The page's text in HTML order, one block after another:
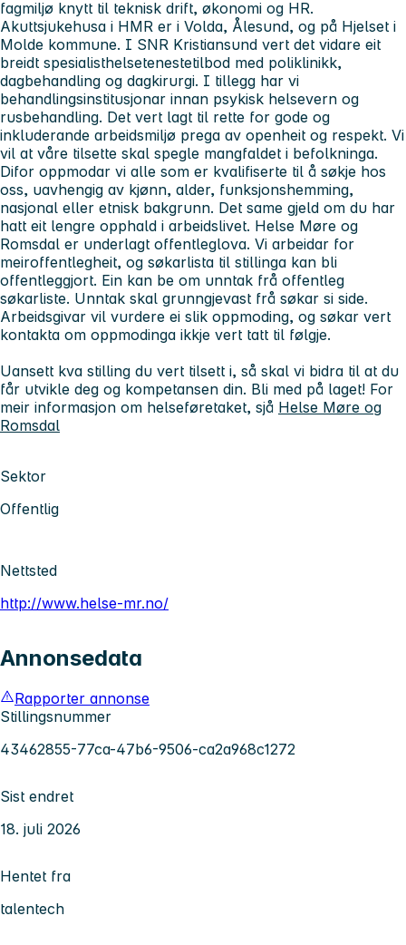
fagmiljø knytt til teknisk drift, økonomi og HR.
Akuttsjukehusa i HMR er i Volda, Ålesund, og på Hjelset i
Molde kommune. I SNR Kristiansund vert det vidare eit
breidt spesialisthelsetenestetilbod med poliklinikk,
dagbehandling og dagkirurgi. I tillegg har vi
behandlingsinstitusjonar innan psykisk helsevern og
rusbehandling. Det vert lagt til rette for gode og
inkluderande arbeidsmiljø prega av openheit og respekt. Vi
vil at våre tilsette skal spegle mangfaldet i befolkninga.
Difor oppmodar vi alle som er kvalifiserte til å søkje hos
oss, uavhengig av kjønn, alder, funksjonshemming,
nasjonal eller etnisk bakgrunn. Det same gjeld om du har
hatt eit lengre opphald i arbeidslivet. Helse Møre og
Romsdal er underlagt offentleglova. Vi arbeidar for
meiroffentlegheit, og søkarlista til stillinga kan bli
offentleggjort. Ein kan be om unntak frå offentleg
søkarliste. Unntak skal grunngjevast frå søkar si side.
Arbeidsgivar vil vurdere ei slik oppmoding, og søkar vert
kontakta om oppmodinga ikkje vert tatt til følgje.
Uansett kva stilling du vert tilsett i, så skal vi bidra til at du
får utvikle deg og kompetansen din. Bli med på laget! For
meir informasjon om helseføretaket, sjå Helse Møre og
Romsdal
Sektor
Offentlig
Nettsted
http://www.helse-mr.no/
Annonsedata
Rapporter annonse
Stillingsnummer
43462855-77ca-47b6-9506-ca2a968c1272
Sist endret
18. juli 2026
Hentet fra
talentech